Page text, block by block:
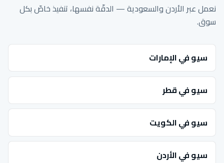
نعمل عبر الأردن والسعودية — الدقّة نفسها، تنفيذ خاصّ بكل
سوق.
سيو في الإمارات
سيو في قطر
سيو في الكويت
سيو في الأردن